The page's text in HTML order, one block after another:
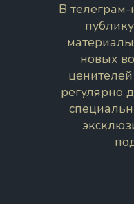
В
новых
регулярно